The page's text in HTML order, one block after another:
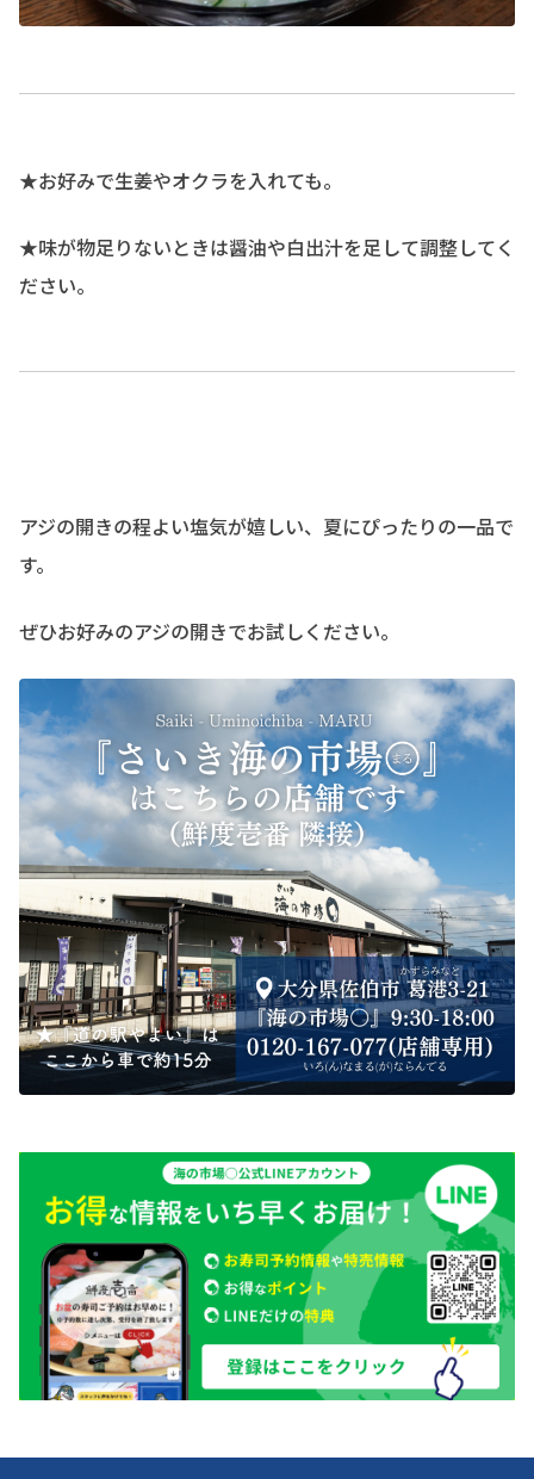
★お好みで生姜やオクラを入れても。
★味が物足りないときは醤油や白出汁を足して調整してく
ださい。
アジの開きの程よい塩気が嬉しい、夏にぴったりの一品で
す。
ぜひお好みのアジの開きでお試しください。